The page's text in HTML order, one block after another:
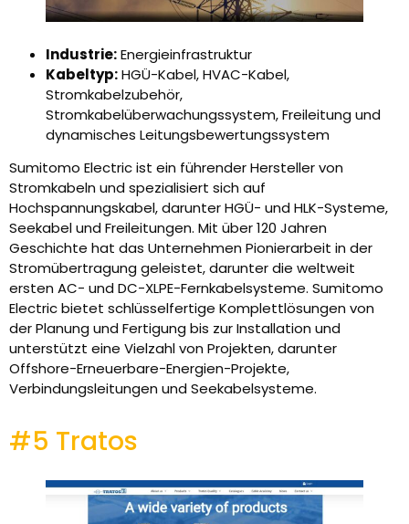
Industrie:Energieinfrastruktur
Kabeltyp:HGÜ-Kabel, HVAC-Kabel,
Stromkabelzubehör,
Stromkabelüberwachungssystem, Freileitung und
dynamisches Leitungsbewertungssystem
Sumitomo Electric ist ein führender Hersteller von
Stromkabeln und spezialisiert sich auf
Hochspannungskabel, darunter HGÜ- und HLK-Systeme,
Seekabel und Freileitungen. Mit über 120 Jahren
Geschichte hat das Unternehmen Pionierarbeit in der
Stromübertragung geleistet, darunter die weltweit
ersten AC- und DC-XLPE-Fernkabelsysteme. Sumitomo
Electric bietet schlüsselfertige Komplettlösungen von
der Planung und Fertigung bis zur Installation und
unterstützt eine Vielzahl von Projekten, darunter
Offshore-Erneuerbare-Energien-Projekte,
Verbindungsleitungen und Seekabelsysteme.
#5 Tratos